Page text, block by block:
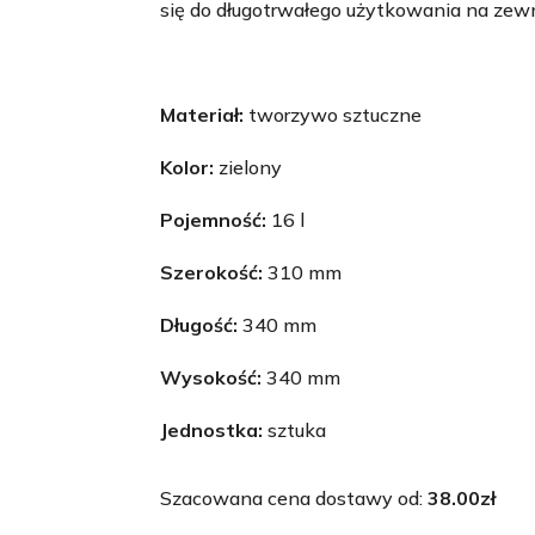
się do długotrwałego użytkowania na
Materiał: tworzywo sztuczne
Kolor: zielony
Pojemność: 16 l
Szerokość: 310 mm
Długość: 340 mm
Wysokość: 340 mm
Jednostka: sztuka
Szacowana cena dostawy od:38.00zł